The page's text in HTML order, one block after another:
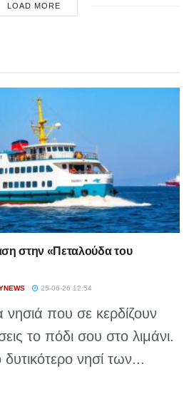
LOAD MORE
στην «Πεταλούδα του
25-06-26 12:54
που σε κερδίζουν
το πόδι σου στο λιμάνι.
νησί των...